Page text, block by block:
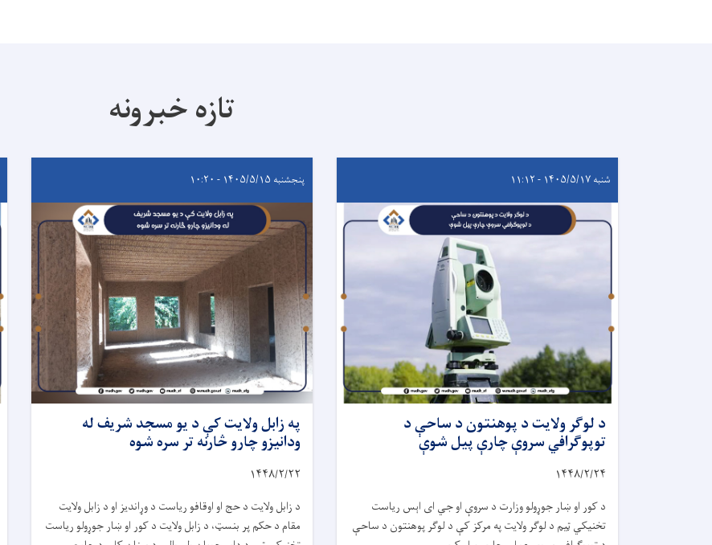
تازه خبرونه
شنبه ۱۴۰۵/۵/۱۷ - ۱۱:۱۲
د لوګر ولایت د پوهنتون د ساحې د
توپوګرافي سروې چارې پیل شوې
۱۴۴۸/۲/۲۴
د کور او ښار جوړولو وزارت د سروې او جي ‌ای‌ اېس ریاست
تخنیکي ټیم د لوګر ولایت په مرکز کې د لوګر پوهنتون د ساحې
پنجشنبه ۱۴۰۵/۵/۱۵ - ۱۰:۲۰
په زابل ولایت کې د یو مسجد شریف له
ودانیزو چارو څارنه تر سره شوه
۱۴۴۸/۲/۲۲
د زابل ولایت د حج او اوقافو ریاست د وړاندیز او د زابل ولایت
مقام د حکم پر بنسټ، د زابل ولایت د کور او ښار جوړولو ریاست